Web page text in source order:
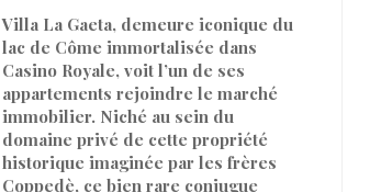
Villa La Gaeta, demeure iconique du
lac de Côme immortalisée dans
Casino Royale, voit l’un de ses
appartements rejoindre le marché
immobilier. Niché au sein du
domaine privé de cette propriété
historique imaginée par les frères
Coppedè, ce bien rare conjugue